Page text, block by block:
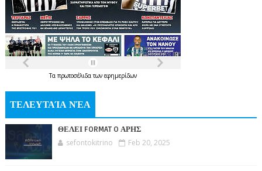
Τα πρωτοσέλιδατων εφημερίδων
ΤΕΛΕΥΤΑΊΑ ΝΈΑ
ΘΕΛΕΙ FORMAT O ΑΡΗΣ
sefontokitrino Feb 20, 2025